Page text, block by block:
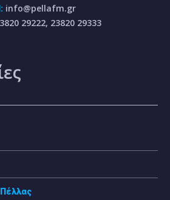
info@pellafm.gr
29222, 23820 29333